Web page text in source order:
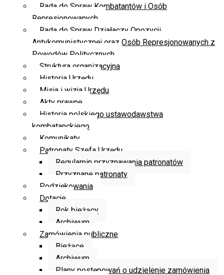
Rada do Spraw Kombatantów i Osób
Represjonowanych
Rada do Spraw Działaczy Opozycji
Antykomunistycznej oraz Osób Represjonowanych z
Powodów Politycznych
Struktura organizacyjna
Historia Urzędu
Misja i wizja Urzędu
Akty prawne
Historia polskiego ustawodawstwa
kombatanckiego
Komunikaty
Patronaty Szefa Urzędu
Regulamin przyznawania patronatów
Przyznane patronaty
Podziękowania
Dotacje
Rok bieżący
Archiwum
Zamówienia publiczne
Bieżące
Archiwum
Plany postępowań o udzielenie zamówienia